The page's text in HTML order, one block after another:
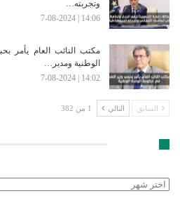
وتجربته…
14:06 | 7-08-2024
مكتب النائب العام يأمر
الوطنية ومدير…
14:02 | 7-08-2024
السابق التالي 1 من 382
الأرشيف